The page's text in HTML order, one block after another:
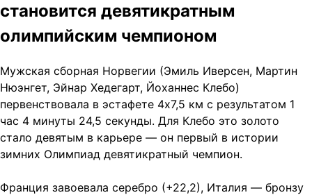
становится девятикратным
олимпийским чемпионом
Мужская сборная Норвегии (Эмиль Иверсен, Мартин
Нюэнгет, Эйнар Хедегарт, Йоханнес Клебо)
первенствовала в эстафете 4х7,5 км с результатом 1
час 4 минуты 24,5 секунды. Для Клебо это золото
стало девятым в карьере — он первый в истории
зимних Олимпиад девятикратный чемпион.
Франция завоевала серебро (+22,2), Италия — бронзу